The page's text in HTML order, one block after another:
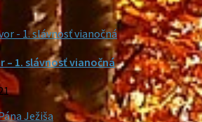
– 1. slávnosť vianočná